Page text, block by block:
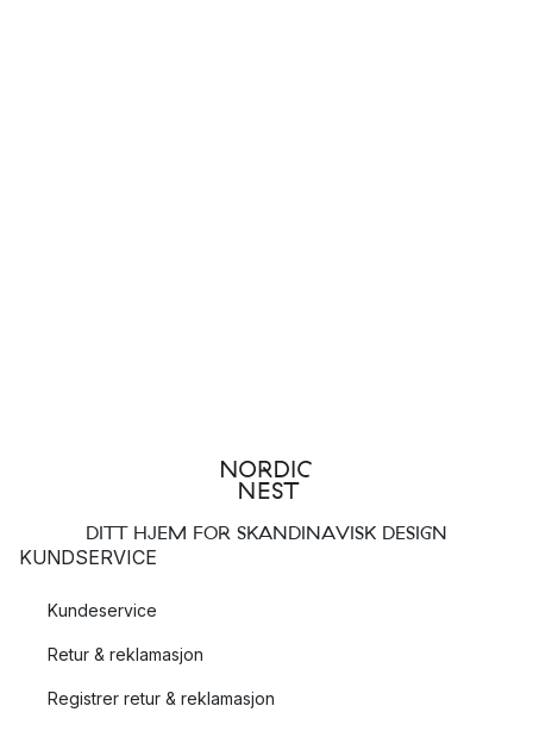
DITT HJEM FOR SKANDINAVISK DESIGN
KUNDSERVICE
Kundeservice
Retur & reklamasjon
Registrer retur & reklamasjon